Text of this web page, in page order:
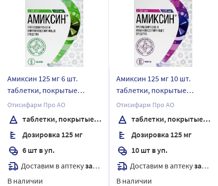
Амиксин 125 мг 6 шт.
таблетки, покрытые
пленочной оболочкой
Отисифарм Про АО
таблетки, покрытые пленочной оболочкой
Дозировка 125 мг
6 шт в уп.
Доставим в аптекузавтра
В наличии
Амиксин 125 мг 10 шт.
таблетки, покрытые
пленочной оболочкой
Отисифарм Про АО
таблетки, покрытые пленочной оболочкой
Дозировка 125 мг
10 шт в уп.
Доставим в аптекузавтра
В наличии